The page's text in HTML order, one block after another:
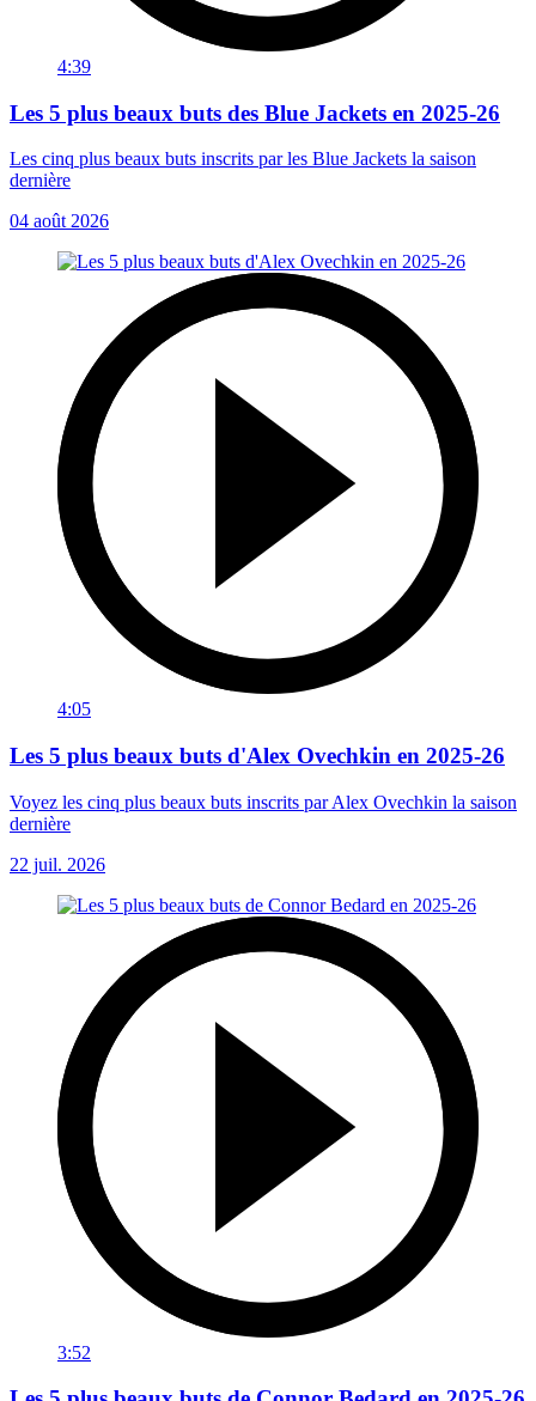
4:39
Les 5 plus beaux buts des Blue Jackets en 2025-26
Les cinq plus beaux buts inscrits par les Blue Jackets la saison
dernière
04 août 2026
4:05
Les 5 plus beaux buts d'Alex Ovechkin en 2025-26
Voyez les cinq plus beaux buts inscrits par Alex Ovechkin la saison
dernière
22 juil. 2026
3:52